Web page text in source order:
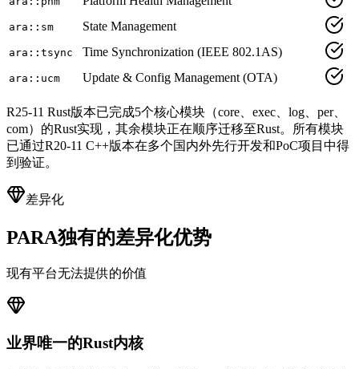
ara::sm State Management
ara::tsync Time Synchronization (IEEE 802.1AS)
ara::ucm Update & Config Management (OTA)
R25-11 Rust版本已完成5个核心模块（core、exec、log、per、
com）的Rust实现，其余模块正在顺序迁移至Rust。所有模块
已通过R20-11 C++版本在多个国内外先行开发和PoC项目中得
到验证。
差异化
PARA独有的差异化优势
现有平台无法提供的价值
业界唯一的Rust内核